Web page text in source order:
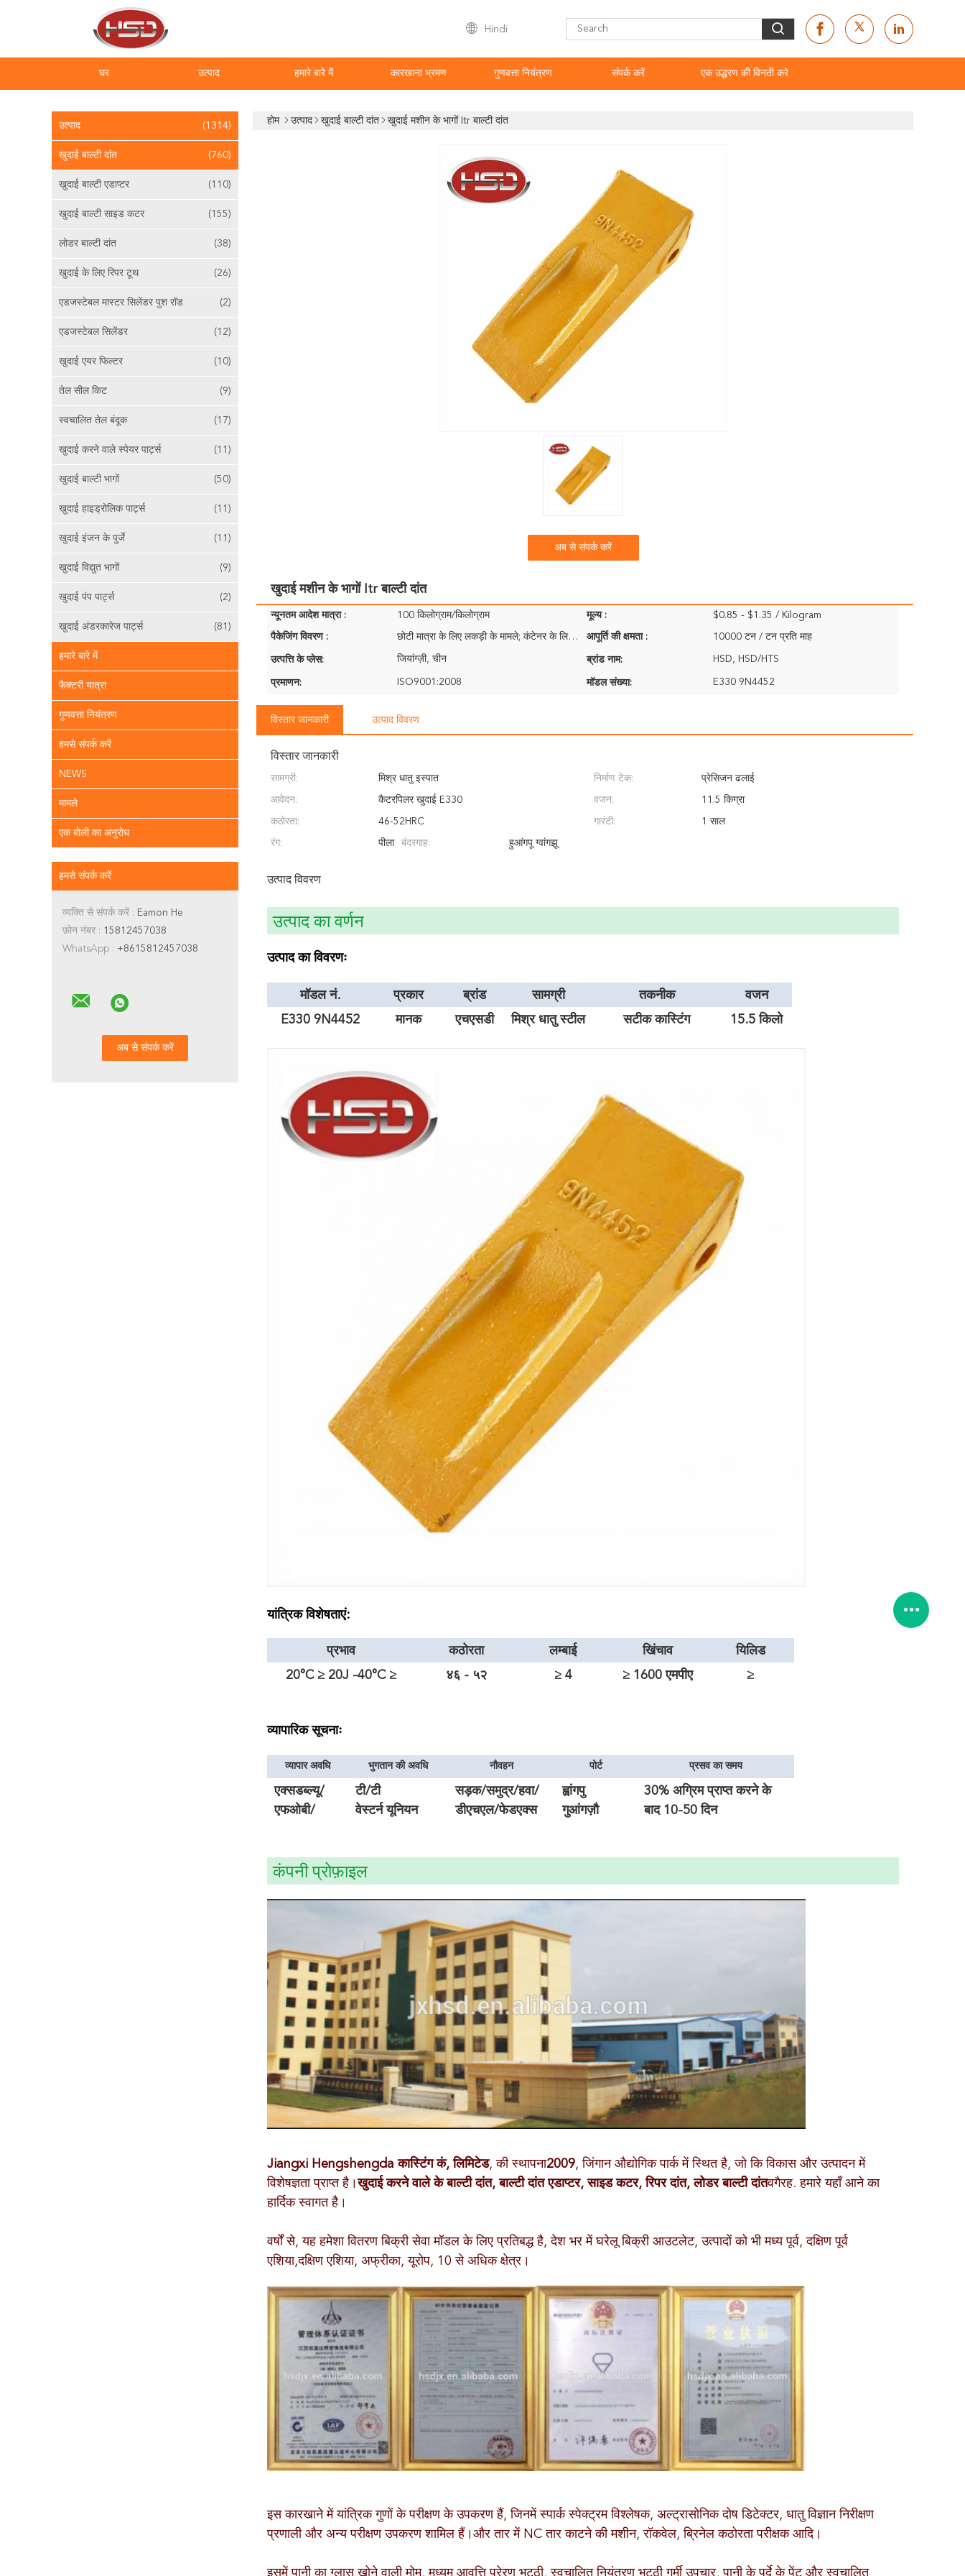
Hindi
घर उत्पाद हमारे बारे में कारखाना भ्रमण गुणवत्ता नियंत्रण संपर्क करें एक उद्धरण की विनती करे
उत्पाद (1314)
खुदाई बाल्टी दांत (760)
खुदाई बाल्टी एडाप्टर (110)
खुदाई बाल्टी साइड कटर (155)
लोडर बाल्टी दांत (38)
खुदाई के लिए रिपर टूथ (26)
एडजस्टेबल मास्टर सिलेंडर पुश रॉड (2)
एडजस्टेबल सिलेंडर (12)
खुदाई एयर फिल्टर (10)
तेल सील किट (9)
स्वचालित तेल बंदूक (17)
खुदाई करने वाले स्पेयर पार्ट्स (11)
खुदाई बाल्टी भागों (50)
खुदाई हाइड्रोलिक पार्ट्स (11)
खुदाई इंजन के पुर्जे (11)
खुदाई विद्युत भागों (9)
खुदाई पंप पार्ट्स (2)
खुदाई अंडरकारेज पार्ट्स (81)
हमारे बारे में
फैक्टरी यात्रा
गुणवत्ता नियंत्रण
हमसे संपर्क करें
NEWS
मामले
एक बोली का अनुरोध
हमसे संपर्क करें
व्यक्ति से संपर्क करें : Eamon He
फ़ोन नंबर : 15812457038
WhatsApp : +8615812457038
होम उत्पाद खुदाई बाल्टी दांत खुदाई मशीन के भागों Itr बाल्टी दांत
अब से संपर्क करें
खुदाई मशीन के भागों Itr बाल्टी दांत
न्यूनतम आदेश मात्रा : 100 किलोग्राम/किलोग्राम मूल्य : $0.85 - $1.35 / Kilogram
पैकेजिंग विवरण : छोटी मात्रा के लिए लकड़ी के मामले; कंटेनर के लिए कोई पैकिंग नहीं; आपके संदर्भ के लिए पैक किया गया आपूर्ति की क्षमता : 10000 टन / टन प्रति माह
उत्पत्ति के प्लेस: जियांग्ज़ी, चीन ब्रांड नाम: HSD, HSD/HTS
प्रमाणन: ISO9001:2008 मॉडल संख्या: E330 9N4452
विस्तार जानकारी उत्पाद विवरण
विस्तार जानकारी
सामग्री: मिश्र धातु इस्पात निर्माण टेक: प्रेसिजन ढलाई
आवेदन: कैटरपिलर खुदाई E330 वजन: 11.5 किग्रा
कठोरता: 46-52HRC गारंटी: 1 साल
रंग: पीला बंदरगाह: हुआंगपू ग्वांगझू
उत्पाद विवरण
उत्पाद का वर्णन
उत्पाद का विवरणः
मॉडल नं. प्रकार ब्रांड सामग्री तकनीक
वजन
E330 9N4452
मानक एचएसडी मिश्र धातु स्टील सटीक कास्टिंग 15.5 किलो
यांत्रिक विशेषताएं:
प्रभाव कठोरता लम्बाई खिंचाव
यिलिड
20°C ≥ 20J -40°C ≥
४६ - ५२ ≥ 4 ≥ 1600 एमपीए
≥
व्यापारिक सूचनाः
व्यापार अवधि भुगतान की अवधि नौवहन पोर्ट प्रसव का समय
एक्सडब्ल्यू/
एफओबी/
टी/टी
वेस्टर्न यूनियन
सड़क/समुद्र/हवा/
डीएचएल/फेडएक्स
ह्वांगपु
गुआंगज़ौ
30% अग्रिम प्राप्त करने के
बाद 10-50 दिन
कंपनी प्रोफ़ाइल
Jiangxi Hengshengda कास्टिंग कं, लिमिटेड, की स्थापना2009, जिंगान औद्योगिक पार्क में स्थित है, जो कि विकास और उत्पादन में
विशेषज्ञता प्राप्त है।खुदाई करने वाले के बाल्टी दांत, बाल्टी दांत एडाप्टर, साइड कटर, रिपर दांत, लोडर बाल्टी दांतवगैरह. हमारे यहाँ आने का
हार्दिक स्वागत है।
वर्षों से, यह हमेशा वितरण बिक्री सेवा मॉडल के लिए प्रतिबद्ध है, देश भर में घरेलू बिक्री आउटलेट, उत्पादों को भी मध्य पूर्व, दक्षिण पूर्व
एशिया,दक्षिण एशिया, अफ्रीका, यूरोप, 10 से अधिक क्षेत्र।
इस कारखाने में यांत्रिक गुणों के परीक्षण के उपकरण हैं, जिनमें स्पार्क स्पेक्ट्रम विश्लेषक, अल्ट्रासोनिक दोष डिटेक्टर, धातु विज्ञान निरीक्षण
प्रणाली और अन्य परीक्षण उपकरण शामिल हैं।और तार में NC तार काटने की मशीन, रॉकवेल, ब्रिनेल कठोरता परीक्षक आदि।
इसमें पानी का ग्लास खोने वाली मोम, मध्यम आवृत्ति प्रेरण भट्ठी, स्वचालित नियंत्रण भट्ठी गर्मी उपचार, पानी के पर्दे के पेंट और स्वचालित